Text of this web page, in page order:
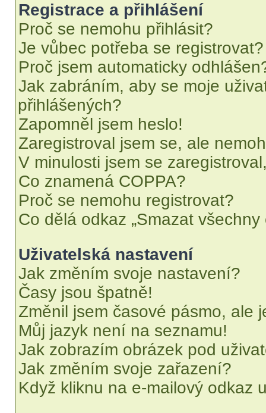
Registrace a přihlášení
Proč se nemohu přihlásit?
Je vůbec potřeba se registrovat?
Proč jsem automaticky
Jak zabráním, aby se moje
přihlášených?
Zapomněl jsem heslo!
Zaregistroval jsem se, ale
V minulosti jsem se
Co znamená COPPA?
Proč se nemohu registrovat?
Co dělá odkaz „Smazat všechny
Uživatelská nastavení
Jak změním svoje nastavení?
Časy jsou špatně!
Změnil jsem časové pásmo, ale
Můj jazyk není na seznamu!
Jak zobrazím obrázek pod
Jak změním svoje zařazení?
Když kliknu na e-mailový odkaz